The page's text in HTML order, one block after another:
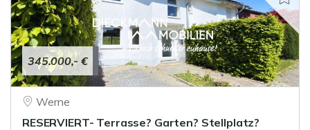
345.000,- €
Werne
RESERVIERT- Terrasse? Garten? Stellplatz?